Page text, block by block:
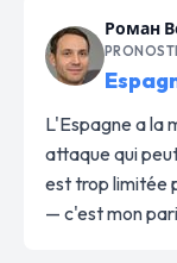
Роман
L'Espagne a la
attaque qui
est trop limitée
— c'est mon